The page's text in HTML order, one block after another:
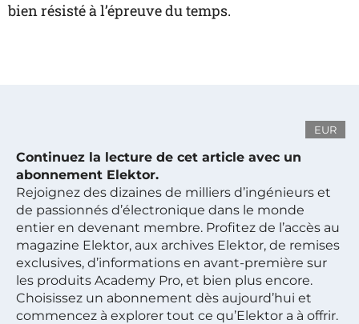
bien résisté à l’épreuve du temps.
EUR
Continuez la lecture de cet article avec un
abonnement Elektor.
Rejoignez des dizaines de milliers d’ingénieurs et
de passionnés d’électronique dans le monde
entier en devenant membre. Profitez de l’accès au
magazine Elektor, aux archives Elektor, de remises
exclusives, d’informations en avant-première sur
les produits Academy Pro, et bien plus encore.
Choisissez un abonnement dès aujourd’hui et
commencez à explorer tout ce qu’Elektor a à offrir.